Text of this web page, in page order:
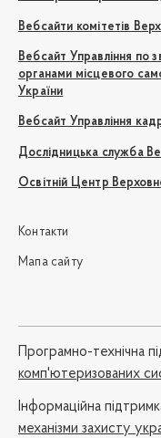
Вебсайти комітетів
Вебсайт Управління по
органами місцевого
України
Вебсайт Управління
Дослідницька служба
Освітній Центр
Контакти
Мапа сайту
Програмно-технічна
комп'ютеризованих
Iнформаційна
механізми захисту